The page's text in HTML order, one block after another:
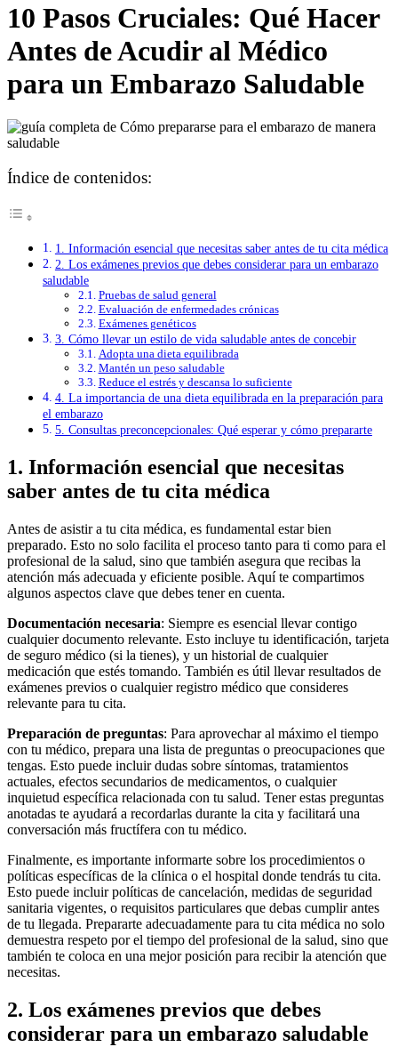
10 Pasos Cruciales: Qué Hacer
Antes de Acudir al Médico
para un Embarazo Saludable
Índice de contenidos:
1. Información esencial que necesitas saber antes de tu cita médica
2. Los exámenes previos que debes considerar para un embarazo
saludable
Pruebas de salud general
Evaluación de enfermedades crónicas
Exámenes genéticos
3. Cómo llevar un estilo de vida saludable antes de concebir
Adopta una dieta equilibrada
Mantén un peso saludable
Reduce el estrés y descansa lo suficiente
4. La importancia de una dieta equilibrada en la preparación para
el embarazo
5. Consultas preconcepcionales: Qué esperar y cómo prepararte
1. Información esencial que necesitas
saber antes de tu cita médica
Antes de asistir a tu cita médica, es fundamental estar bien
preparado. Esto no solo facilita el proceso tanto para ti como para el
profesional de la salud, sino que también asegura que recibas la
atención más adecuada y eficiente posible. Aquí te compartimos
algunos aspectos clave que debes tener en cuenta.
Documentación necesaria: Siempre es esencial llevar contigo
cualquier documento relevante. Esto incluye tu identificación, tarjeta
de seguro médico (si la tienes), y un historial de cualquier
medicación que estés tomando. También es útil llevar resultados de
exámenes previos o cualquier registro médico que consideres
relevante para tu cita.
Preparación de preguntas: Para aprovechar al máximo el tiempo
con tu médico, prepara una lista de preguntas o preocupaciones que
tengas. Esto puede incluir dudas sobre síntomas, tratamientos
actuales, efectos secundarios de medicamentos, o cualquier
inquietud específica relacionada con tu salud. Tener estas preguntas
anotadas te ayudará a recordarlas durante la cita y facilitará una
conversación más fructífera con tu médico.
Finalmente, es importante informarte sobre los procedimientos o
políticas específicas de la clínica o el hospital donde tendrás tu cita.
Esto puede incluir políticas de cancelación, medidas de seguridad
sanitaria vigentes, o requisitos particulares que debas cumplir antes
de tu llegada. Prepararte adecuadamente para tu cita médica no solo
demuestra respeto por el tiempo del profesional de la salud, sino que
también te coloca en una mejor posición para recibir la atención que
necesitas.
2. Los exámenes previos que debes
considerar para un embarazo saludable